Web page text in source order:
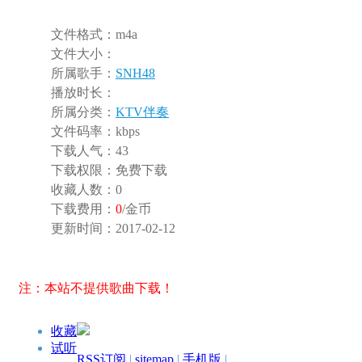
文件格式： m4a
文件大小：
所属歌手： SNH48
播放时长：
所属分类： KTV伴奏
文件码率： kbps
下载人气： 43
下载权限： 免费下载
收藏人数： 0
下载费用： 0/金币
更新时间： 2017-02-12
注：本站不提供歌曲下载！
收藏
试听
RSS订阅 | sitemap | 手机版 |